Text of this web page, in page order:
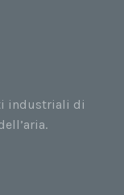
industriali di